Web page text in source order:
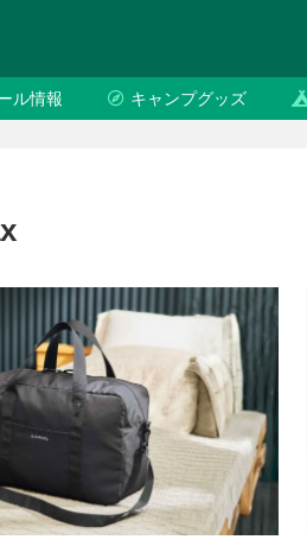
ル情報 キャンプグッズ